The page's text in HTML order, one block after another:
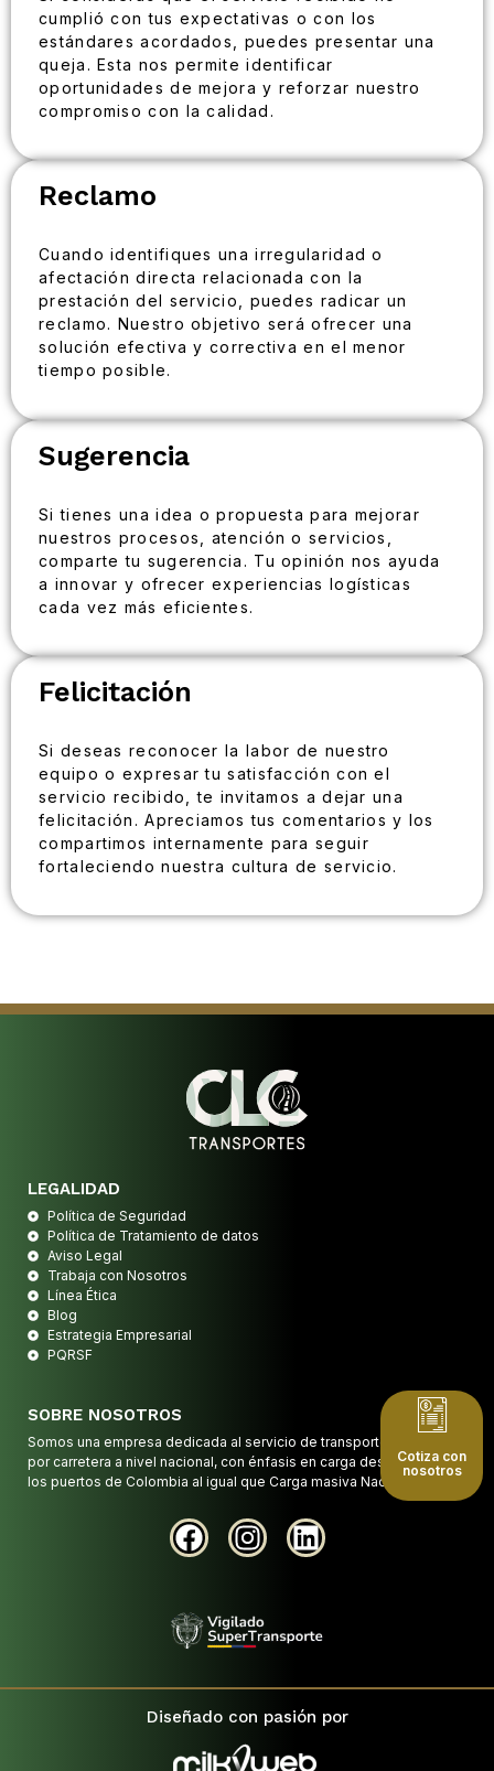
cumplió con tus expectativas o con los
estándares acordados, puedes presentar una
queja. Esta nos permite identificar
oportunidades de mejora y reforzar nuestro
compromiso con la calidad.
Reclamo
Cuando identifiques una irregularidad o
afectación directa relacionada con la
prestación del servicio, puedes radicar un
reclamo. Nuestro objetivo será ofrecer una
solución efectiva y correctiva en el menor
tiempo posible.
Sugerencia
Si tienes una idea o propuesta para mejorar
nuestros procesos, atención o servicios,
comparte tu sugerencia. Tu opinión nos ayuda
a innovar y ofrecer experiencias logísticas
cada vez más eficientes.
Felicitación
Si deseas reconocer la labor de nuestro
equipo o expresar tu satisfacción con el
servicio recibido, te invitamos a dejar una
felicitación. Apreciamos tus comentarios y los
compartimos internamente para seguir
fortaleciendo nuestra cultura de servicio.
Cotiza con
nosotros
LEGALIDAD
Política de Seguridad
Política de Tratamiento de datos
Aviso Legal
Trabaja con Nosotros
Línea Ética
Blog
Estrategia Empresarial
PQRSF
SOBRE NOSOTROS
Somos una empresa dedicada al servicio de transporte de carga
por carretera a nivel nacional, con énfasis en carga desde y hacia
los puertos de Colombia al igual que Carga masiva Nacional.
Diseñado con pasión por